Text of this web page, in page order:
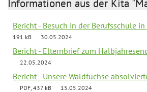
Informationen aus der Kita
Bericht - Besuch in der Berufsschule
191 kB
30.05.2024
Bericht - Elternbrief zum
22.05.2024
Bericht - Unsere Waldfüchse
PDF, 437 kB 15.05.2024